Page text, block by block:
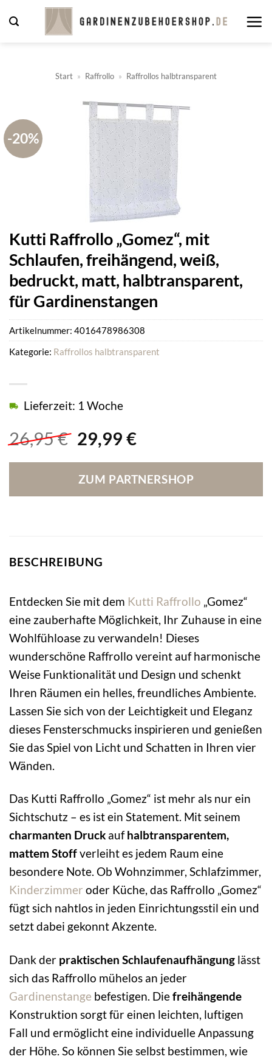
Inhalt
Start » Raffrollo » Raffrollos halbtransparent
-20%
Kutti Raffrollo „Gomez“, mit
Schlaufen, freihängend, weiß,
bedruckt, matt, halbtransparent,
für Gardinenstangen
26,95€ Ursprünglicher
war:
26,95 €
29,99 €Aktueller
ist:
29,99 €.
Lieferzeit: 1 Woche
ZUM PARTNERSHOP
Artikelnummer: 4016478986308
Kategorie: Raffrollos halbtransparent
BESCHREIBUNG
Entdecken Sie mit dem Kutti Raffrollo „Gomez“
eine zauberhafte Möglichkeit, Ihr Zuhause in eine
Wohlfühloase zu verwandeln! Dieses
wunderschöne Raffrollo vereint auf harmonische
Weise Funktionalität und Design und schenkt
Ihren Räumen ein helles, freundliches Ambiente.
Lassen Sie sich von der Leichtigkeit und Eleganz
dieses Fensterschmucks inspirieren und genießen
Sie das Spiel von Licht und Schatten in Ihren vier
Wänden.
Das Kutti Raffrollo „Gomez“ ist mehr als nur ein
Sichtschutz – es ist ein Statement. Mit seinem
charmanten Druck aufhalbtransparentem,
mattem Stoffverleiht es jedem Raum eine
besondere Note. Ob Wohnzimmer, Schlafzimmer,
Kinderzimmer oder Küche, das Raffrollo „Gomez“
fügt sich nahtlos in jeden Einrichtungsstil ein und
setzt dabei gekonnt Akzente.
Dank der praktischen Schlaufenaufhängung lässt
sich das Raffrollo mühelos an jeder
Gardinenstange befestigen. Diefreihängende
Konstruktion sorgt für einen leichten, luftigen
Fall und ermöglicht eine individuelle Anpassung
der Höhe. So können Sie selbst bestimmen, wie